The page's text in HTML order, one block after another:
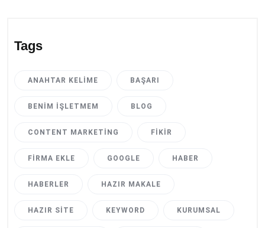
Tags
ANAHTAR KELIME BAŞARI
BENIM İŞLETMEM BLOG
CONTENT MARKETING FIKIR
FIRMA EKLE GOOGLE HABER
HABERLER HAZIR MAKALE
HAZIR SITE KEYWORD KURUMSAL